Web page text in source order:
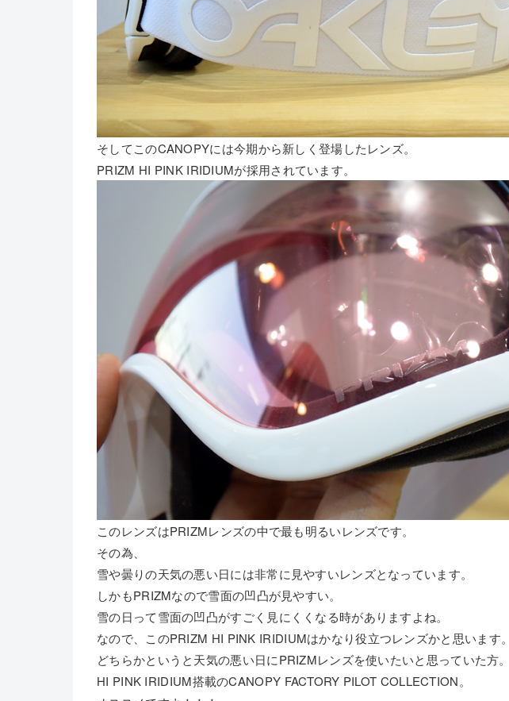
そしてこのCANOPYには今期から新しく登場したレンズ。
PRIZM HI PINK IRIDIUMが採用されています。
このレンズはPRIZMレンズの中で最も明るいレンズです。
その為、
雪や曇りの天気の悪い日には非常に見やすいレンズとなっています。
しかもPRIZMなので雪面の凹凸が見やすい。
雪の日って雪面の凹凸がすごく見にくくなる時がありますよね。
なので、このPRIZM HI PINK IRIDIUMはかなり役立つレンズかと思います。
どちらかというと天気の悪い日にPRIZMレンズを使いたいと思っていた方。
HI PINK IRIDIUM搭載のCANOPY FACTORY PILOT COLLECTION。